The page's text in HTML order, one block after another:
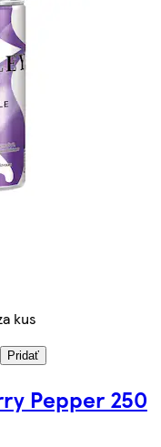
kus
Pridať
Pepper 250